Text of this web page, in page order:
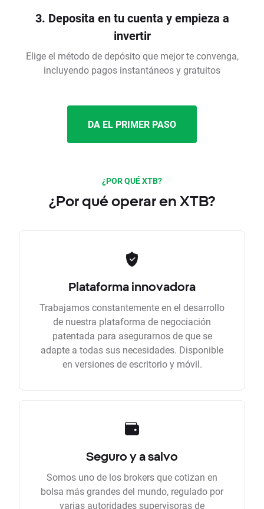
3. Deposita en tu cuenta y empieza a
invertir
Elige el método de depósito que mejor te convenga,
incluyendo pagos instantáneos y gratuitos
DA EL PRIMER PASO
¿POR QUÉ XTB?
¿Por qué operar en XTB?
Plataforma innovadora
Trabajamos constantemente en el desarrollo
de nuestra plataforma de negociación
patentada para asegurarnos de que se
adapte a todas sus necesidades. Disponible
en versiones de escritorio y móvil.
Seguro y a salvo
Somos uno de los brokers que cotizan en
bolsa más grandes del mundo, regulado por
varias autoridades supervisoras de